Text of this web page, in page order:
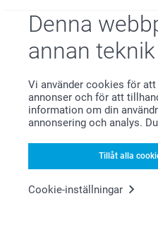
Denna
annan teknik
Vi använder cookies för
annonser och för att
information om din
annonsering och analys.
Tillåt alla
Cookie-inställningar
efter inspiration?